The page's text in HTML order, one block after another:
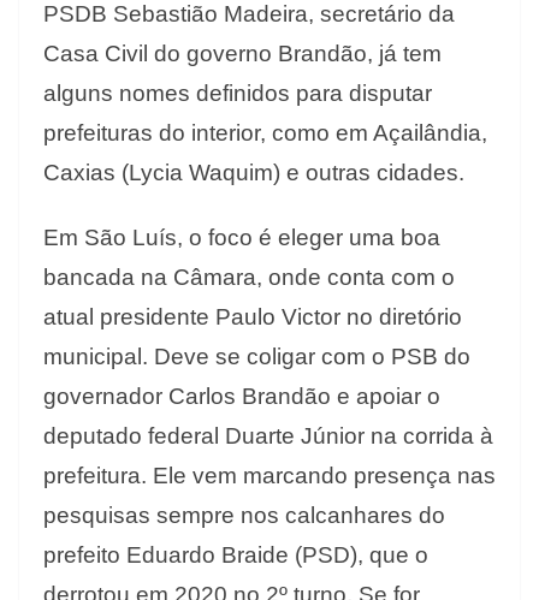
PSDB Sebastião Madeira, secretário da
Casa Civil do governo Brandão, já tem
alguns nomes definidos para disputar
prefeituras do interior, como em Açailândia,
Caxias (Lycia Waquim) e outras cidades.
Em São Luís, o foco é eleger uma boa
bancada na Câmara, onde conta com o
atual presidente Paulo Victor no diretório
municipal. Deve se coligar com o PSB do
governador Carlos Brandão e apoiar o
deputado federal Duarte Júnior na corrida à
prefeitura. Ele vem marcando presença nas
pesquisas sempre nos calcanhares do
prefeito Eduardo Braide (PSD), que o